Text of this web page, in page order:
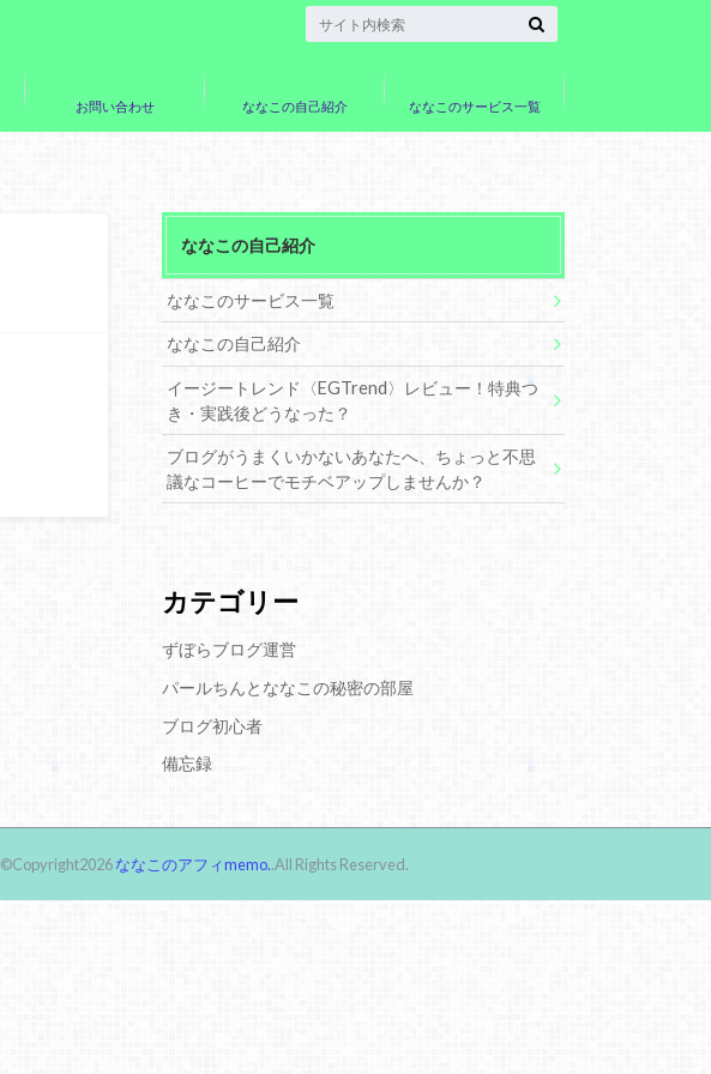
お問い合わせ ななこの自己紹介 ななこのサービス一覧
ななこの自己紹介
ななこのサービス一覧
ななこの自己紹介
イージートレンド〈EGTrend〉レビュー！特典つ
き・実践後どうなった？
ブログがうまくいかないあなたへ、ちょっと不思
議なコーヒーでモチベアップしませんか？
カテゴリー
ずぼらブログ運営
パールちんとななこの秘密の部屋
ブログ初心者
備忘録
©Copyright2026ななこのアフィmemo..All Rights Reserved.